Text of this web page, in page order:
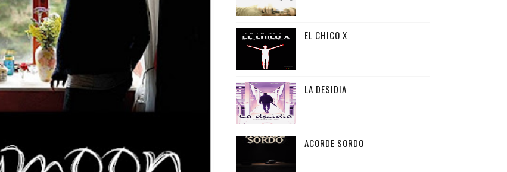
EL CHICO X
LA DESIDIA
ACORDE SORDO